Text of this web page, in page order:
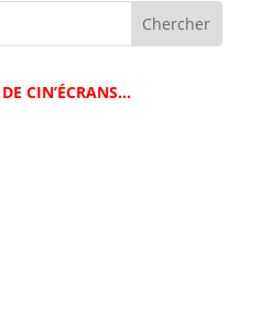
CIN’ÉCRANS…